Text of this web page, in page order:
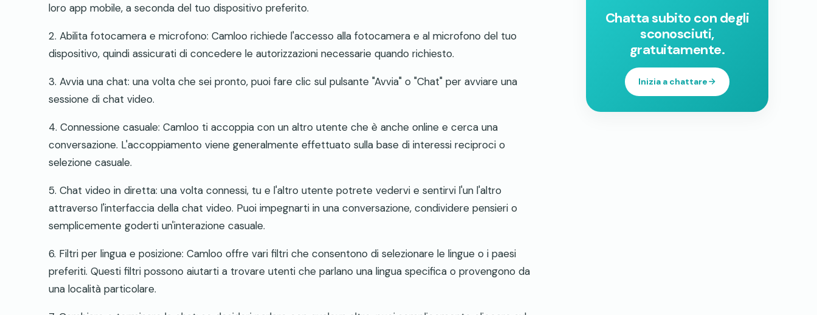
loro app mobile, a seconda del tuo dispositivo preferito.
2. Abilita fotocamera e microfono: Camloo richiede l'accesso alla fotocamera e al microfono del tuo
dispositivo, quindi assicurati di concedere le autorizzazioni necessarie quando richiesto.
3. Avvia una chat: una volta che sei pronto, puoi fare clic sul pulsante "Avvia" o "Chat" per avviare una
sessione di chat video.
4. Connessione casuale: Camloo ti accoppia con un altro utente che è anche online e cerca una
conversazione. L'accoppiamento viene generalmente effettuato sulla base di interessi reciproci o
selezione casuale.
5. Chat video in diretta: una volta connessi, tu e l'altro utente potrete vedervi e sentirvi l'un l'altro
attraverso l'interfaccia della chat video. Puoi impegnarti in una conversazione, condividere pensieri o
semplicemente goderti un'interazione casuale.
6. Filtri per lingua e posizione: Camloo offre vari filtri che consentono di selezionare le lingue o i paesi
preferiti. Questi filtri possono aiutarti a trovare utenti che parlano una lingua specifica o provengono da
una località particolare.
Chatta subito con degli
sconosciuti,
gratuitamente.
Inizia a chattare